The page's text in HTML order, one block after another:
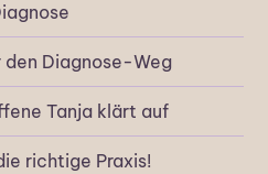
den Diagnose-Weg
Tanja klärt auf
richtige Praxis!